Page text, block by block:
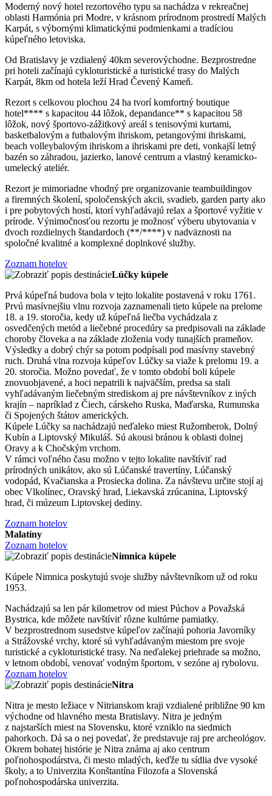
Moderný nový hotel rezortového typu sa nachádza v rekreačnej
oblasti Harmónia pri Modre, v krásnom prírodnom prostredí Malých
Karpát, s výbornými klimatickými podmienkami a tradíciou
kúpeľného letoviska.
Od Bratislavy je vzdialený 40km severovýchodne. Bezprostredne
pri hoteli začínajú cykloturistické a turistické trasy do Malých
Karpát, 8km od hotela leží Hrad Čevený Kameň.
Rezort s celkovou plochou 24 ha tvorí komfortný boutique
hotel**** s kapacitou 44 lôžok, depandance** s kapacitou 58
lôžok, nový športovo-zážitkový areál s tenisovými kurtami,
basketbalovým a futbalovým ihriskom, petangovými ihriskami,
beach volleybalovým ihriskom a ihriskami pre deti, vonkajší letný
bazén so záhradou, jazierko, lanové centrum a vlastný keramicko-
umelecký ateliér.
Rezort je mimoriadne vhodný pre organizovanie teambuildingov
a firemných školení, spoločenských akcii, svadieb, garden party ako
i pre pobytových hostí, ktorí vyhľadávajú relax a športové vyžitie v
prírode. Výnimočnosťou rezortu je možnosť výberu ubytovania v
dvoch rozdielnych štandardoch (**/****) v nadväznosti na
spoločné kvalitné a komplexné doplnkové služby.
Zoznam hotelov
Lúčky kúpele
Prvá kúpeľná budova bola v tejto lokalite postavená v roku 1761.
Prvú masívnejšiu vlnu rozvoja zaznamenali tieto kúpele na prelome
18. a 19. storočia, kedy už kúpeľná liečba vychádzala z
osvedčených metód a liečebné procedúry sa predpisovali na základe
choroby človeka a na základe zloženia vody tunajších prameňov.
Výsledky a dobrý chýr sa potom podpísali pod masívny stavebný
ruch. Druhá vlna rozvoja kúpeľov Lúčky sa viaže k prelomu 19. a
20. storočia. Možno povedať, že v tomto období boli kúpele
znovuobjavené, a hoci nepatrili k najväčším, predsa sa stali
vyhľadávaným liečebným strediskom aj pre návštevníkov z iných
krajín – napríklad z Čiech, cárskeho Ruska, Maďarska, Rumunska
či Spojených štátov amerických.
Kúpele Lúčky sa nachádzajú neďaleko miest Ružomberok, Dolný
Kubín a Liptovský Mikuláš. Sú akousi bránou k oblasti dolnej
Oravy a k Chočským vrchom.
V rámci voľného času možno v tejto lokalite navštíviť rad
prírodných unikátov, ako sú Lúčanské travertíny, Lúčanský
vodopád, Kvačianska a Prosiecka dolina. Za návštevu určite stojí aj
obec Vlkolínec, Oravský hrad, Liekavská zrúcanina, Liptovský
hrad, či múzeum Liptovskej dediny.
Zoznam hotelov
Malatíny
Zoznam hotelov
Nimnica kúpele
Kúpele Nimnica poskytujú svoje služby návštevníkom už od roku
1953.
Nachádzajú sa len pár kilometrov od miest Púchov a Považská
Bystrica, kde môžete navštíviť rôzne kultúrne pamiatky.
V bezprostrednom susedstve kúpeľov začínajú pohoria Javorníky
a Strážovské vrchy, ktoré sú vyhľadávaným miestom pre svoje
turistické a cykloturistické trasy. Na neďalekej priehrade sa možno,
v letnom období, venovať vodným športom, v sezóne aj rybolovu.
Zoznam hotelov
Nitra
Nitra je mesto ležiace v Nitrianskom kraji vzdialené približne 90 km
východne od hlavného mesta Bratislavy. Nitra je jedným
z najstarších miest na Slovensku, ktoré vzniklo na siedmich
pahorkoch. Dá sa o nej povedať, že predstavuje raj pre archeológov.
Okrem bohatej histórie je Nitra známa aj ako centrum
poľnohospodárstva, či mesto mladých, keďže tu sídlia dve vysoké
školy, a to Univerzita Konštantína Filozofa a Slovenská
poľnohospodárska univerzita.